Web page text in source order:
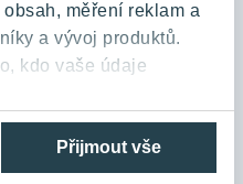
měření reklam a
a vývoj produktů.
kdo vaše údaje
také:Přijmout vše
Podmínky použití
Cookies